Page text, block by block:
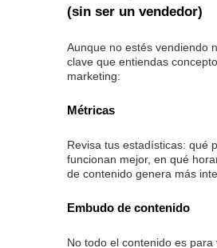
(sin ser un vendedor)
Aunque no estés vendiendo
clave que entiendas
marketing:
Métricas
Revisa tus estadísticas: qué
funcionan mejor, en qué
de contenido genera más
Embudo de contenido
No todo el contenido es para